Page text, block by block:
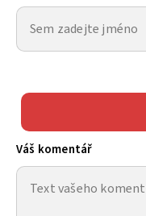
Váš komentář